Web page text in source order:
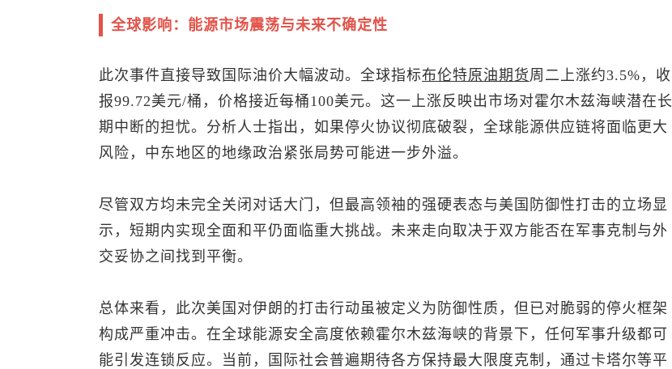
全球影响：能源市场震荡与未来不确定性
此次事件直接导致国际油价大幅波动。全球指标布伦特原油期货周二上涨约3.5%，收
报99.72美元/桶，价格接近每桶100美元。这一上涨反映出市场对霍尔木兹海峡潜在长
期中断的担忧。分析人士指出，如果停火协议彻底破裂，全球能源供应链将面临更大
风险，中东地区的地缘政治紧张局势可能进一步外溢。
尽管双方均未完全关闭对话大门，但最高领袖的强硬表态与美国防御性打击的立场显
示，短期内实现全面和平仍面临重大挑战。未来走向取决于双方能否在军事克制与外
交妥协之间找到平衡。
总体来看，此次美国对伊朗的打击行动虽被定义为防御性质，但已对脆弱的停火框架
构成严重冲击。在全球能源安全高度依赖霍尔木兹海峡的背景下，任何军事升级都可
能引发连锁反应。当前，国际社会普遍期待各方保持最大限度克制，通过卡塔尔等平